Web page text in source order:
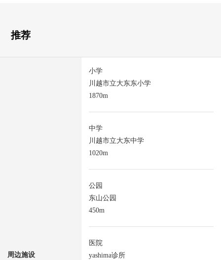
推荐
周边施设
小学
川越市立大东东小学
1870m
中学
川越市立大东中学
1020m
公园
东山公园
450m
医院
yashima诊所